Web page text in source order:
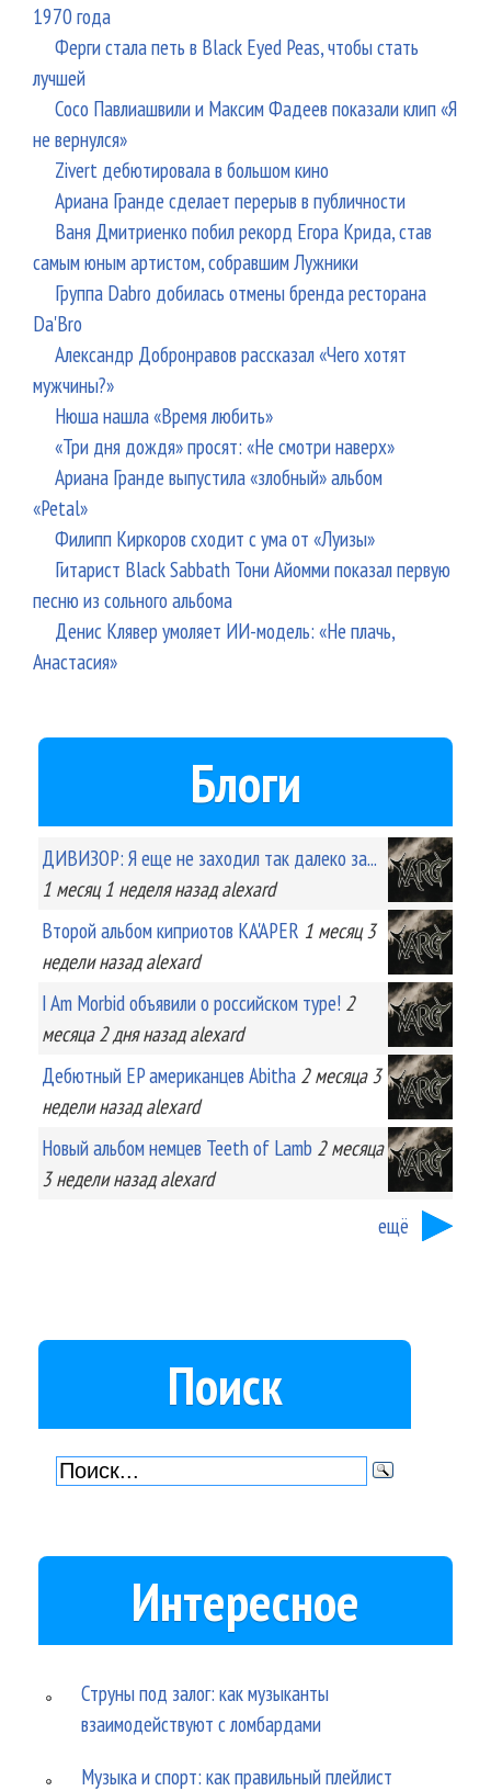
1970 года
Ферги стала петь в Black Eyed Peas, чтобы стать
лучшей
Сосо Павлиашвили и Максим Фадеев показали клип «Я
не вернулся»
Zivert дебютировала в большом кино
Ариана Гранде сделает перерыв в публичности
Ваня Дмитриенко побил рекорд Егора Крида, став
самым юным артистом, собравшим Лужники
Группа Dabro добилась отмены бренда ресторана
Da'Bro
Александр Добронравов рассказал «Чего хотят
мужчины?»
Нюша нашла «Время любить»
«Три дня дождя» просят: «Не смотри наверх»
Ариана Гранде выпустила «злобный» альбом
«Petal»
Филипп Киркоров сходит с ума от «Луизы»
Гитарист Black Sabbath Тони Айомми показал первую
песню из сольного альбома
Денис Клявер умоляет ИИ-модель: «Не плачь,
Анастасия»
Блоги
ДИВИЗОР: Я еще не заходил так далеко за...
1 месяц 1 неделяназад alexard
Второй альбом киприотов KA'APER 1 месяц 3
неделиназад alexard
I Am Morbid объявили о российском туре! 2
месяца 2 дняназад alexard
Дебютный EP американцев Abitha 2 месяца 3
неделиназад alexard
Новый альбом немцев Teeth of Lamb 2 месяца
3 неделиназад alexard
ещё
Поиск
Интересное
Струны под залог: как музыканты
взаимодействуют с ломбардами
Музыка и спорт: как правильный плейлист